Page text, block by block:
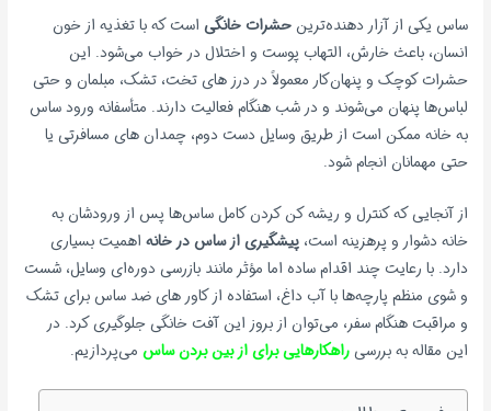
ساس یکی از آزار دهنده‌ترینحشرات خانگی است که با تغذیه از خون
انسان، باعث خارش، التهاب پوست و اختلال در خواب می‌شود. این
حشرات کوچک و پنهان‌کار معمولاً در درز های تخت، تشک، مبلمان و حتی
لباس‌ها پنهان می‌شوند و در شب هنگام فعالیت دارند. متأسفانه ورود ساس
به خانه ممکن است از طریق وسایل دست دوم، چمدان های مسافرتی یا
حتی مهمانان انجام شود.
از آنجایی که کنترل و ریشه کن کردن کامل ساس‌ها پس از ورودشان به
خانه دشوار و پرهزینه است،پیشگیری از ساس در خانه اهمیت بسیاری
دارد. با رعایت چند اقدام ساده اما مؤثر مانند بازرسی دوره‌ای وسایل، شست
و شوی منظم پارچه‌ها با آب داغ، استفاده از کاور های ضد ساس برای تشک
و مراقبت هنگام سفر، می‌توان از بروز این آفت خانگی جلوگیری کرد. در
این مقاله به بررسیراهکارهایی برای از بین بردن ساس می‌پردازیم.